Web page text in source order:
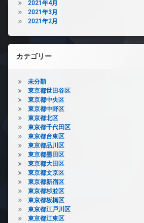
2021年4月
2021年3月
2021年2月
カテゴリー
未分類
東京都世田谷区
東京都中央区
東京都中野区
東京都北区
東京都千代田区
東京都台東区
東京都品川区
東京都墨田区
東京都大田区
東京都文京区
東京都新宿区
東京都杉並区
東京都板橋区
東京都江戸川区
東京都江東区